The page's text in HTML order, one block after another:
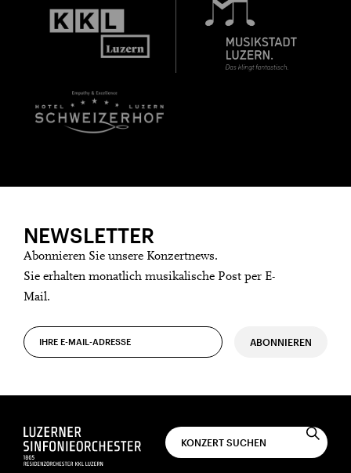
NEWSLETTER
Abonnieren Sie unsere Konzertnews.
Sie erhalten monatlich musikalische Post per E-
Mail.
ABONNIEREN